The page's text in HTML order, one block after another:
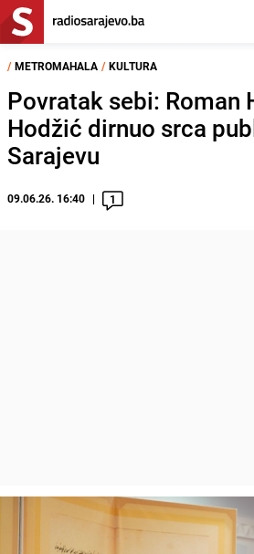
/ METROMAHALA / KULTURA
Povratak sebi: Roman
Hodžić dirnuo srca
Sarajevu
09.06.26. 16:40 1